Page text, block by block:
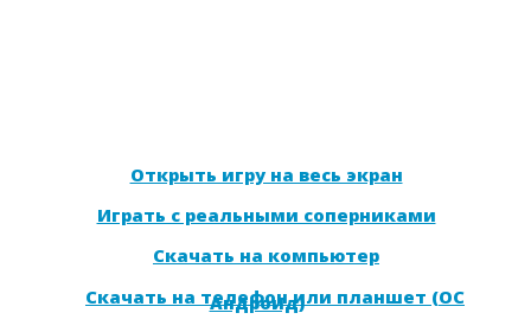
Открыть игру на весь экран
Играть с реальными соперниками
Скачать на компьютер
Скачать на телефон или планшет (ОС
Андроид)